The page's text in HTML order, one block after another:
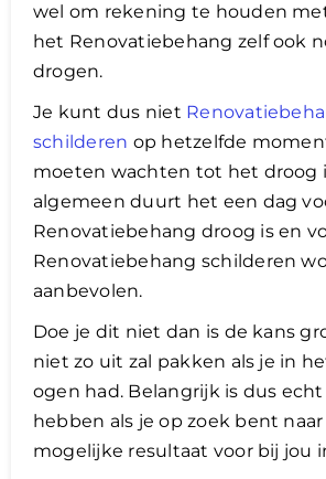
wel om rekening te houden
het Renovatiebehang zelf ook
drogen.
Je kunt dus niet
schilderen op hetzelfde
moeten wachten tot het droog
algemeen duurt het een dag
Renovatiebehang droog is en
Renovatiebehang schilderen
aanbevolen.
​Doe je dit niet dan is de kans
niet zo uit zal pakken als je in
ogen had. Belangrijk is dus
hebben als je op zoek bent
mogelijke resultaat voor bij jou